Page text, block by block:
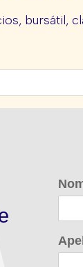
bursátil,